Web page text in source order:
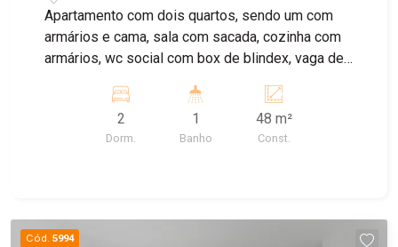
Apartamento com dois quartos, sendo um com
armários e cama, sala com sacada, cozinha com
armários, wc social com box de blindex, vaga de
2
Dorm.
1
Banho
48 m²
Const.
Cód. 5994